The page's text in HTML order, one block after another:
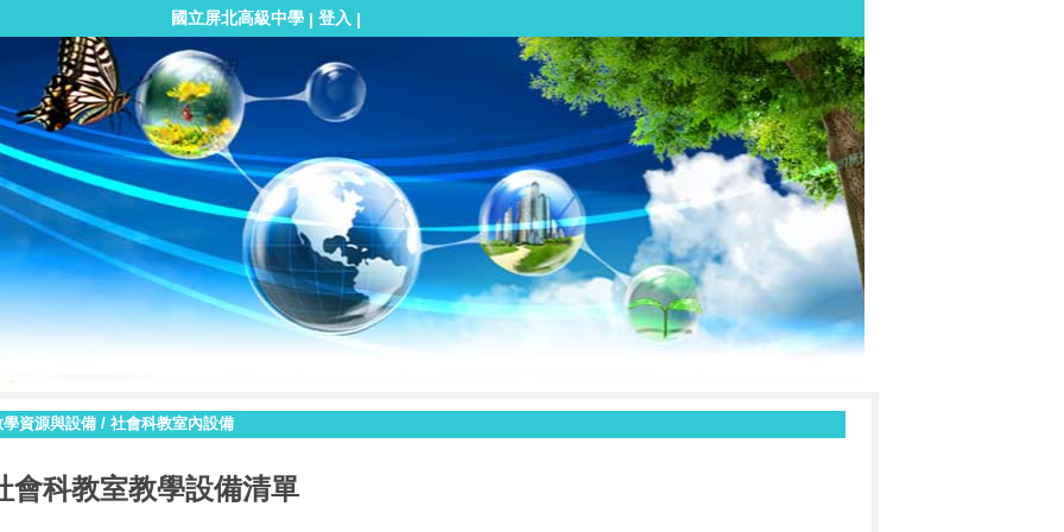
國立屏北高級中學 | 登入 |
學資源與設備 / 社會科教室內設備
會科教室教學設備清單